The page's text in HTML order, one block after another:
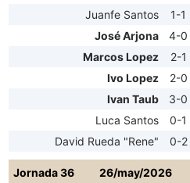
Juanfe Santos
1-1
José Arjona
4-0
Marcos Lopez
2-1
Ivo Lopez
2-0
Ivan Taub
3-0
Luca Santos
0-1
David Rueda "Rene"
0-2
Jornada 36
26/may/2026